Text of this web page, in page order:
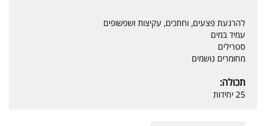
להרגעת פצעים, וחתכים, עקיצות ושפשופים
עמיד במים
סטרילים
מחומרים נושמים
תכולה:
25 יחידות